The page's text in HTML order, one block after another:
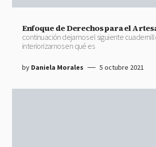
Enfoque de Derechos para el
continuación dejamos el siguiente
interiorizarnos en qué es
by Daniela Morales 5 octubre 2021